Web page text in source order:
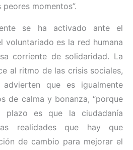
peores momentos”.
se ha activado ante el
voluntariado es la red humana
corriente de solidaridad. La
al ritmo de las crisis sociales,
que es igualmente
de calma y bonanza, “porque
es que la ciudadanía
realidades que hay que
de cambio para mejorar el